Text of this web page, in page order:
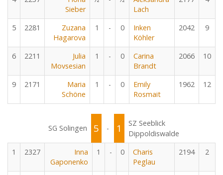
Sieber
Lach
5 2281
Zuzana
Hagarova
1 - 0
Inken
Köhler
2042 9
6 2211
Julia
Movsesian
1 - 0
Carina
Brandt
2066 10
9 2171
Maria
Schöne
1 - 0
Emily
Rosmait
1962 12
SG Solingen 5 - 1
SZ Seeblick
Dippoldiswalde
1
2327
Inna
Gaponenko
1 - 0
Charis
Peglau
2194 2